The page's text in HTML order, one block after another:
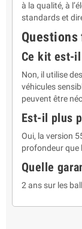
à la qualité, à
standards et
Ce kit est-il
Non, il utilise
véhicules
peuvent être
Est-il plus
Oui, la version
profondeur que
Quelle
2 ans sur les